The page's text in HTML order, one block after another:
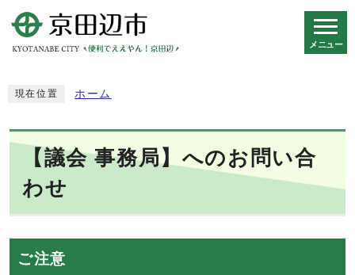
メニュー
現在位置 ホーム
【議会 事務局】へのお問い合
わせ
ご注意